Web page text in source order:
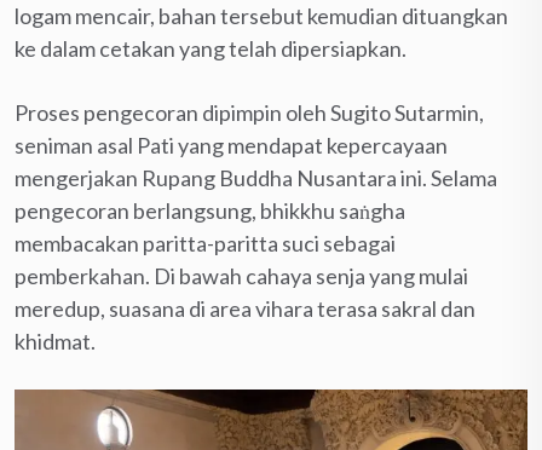
logam mencair, bahan tersebut kemudian dituangkan
ke dalam cetakan yang telah dipersiapkan.
Proses pengecoran dipimpin oleh Sugito Sutarmin,
seniman asal Pati yang mendapat kepercayaan
mengerjakan Rupang Buddha Nusantara ini. Selama
pengecoran berlangsung, bhikkhu saṅgha
membacakan paritta-paritta suci sebagai
pemberkahan. Di bawah cahaya senja yang mulai
meredup, suasana di area vihara terasa sakral dan
khidmat.